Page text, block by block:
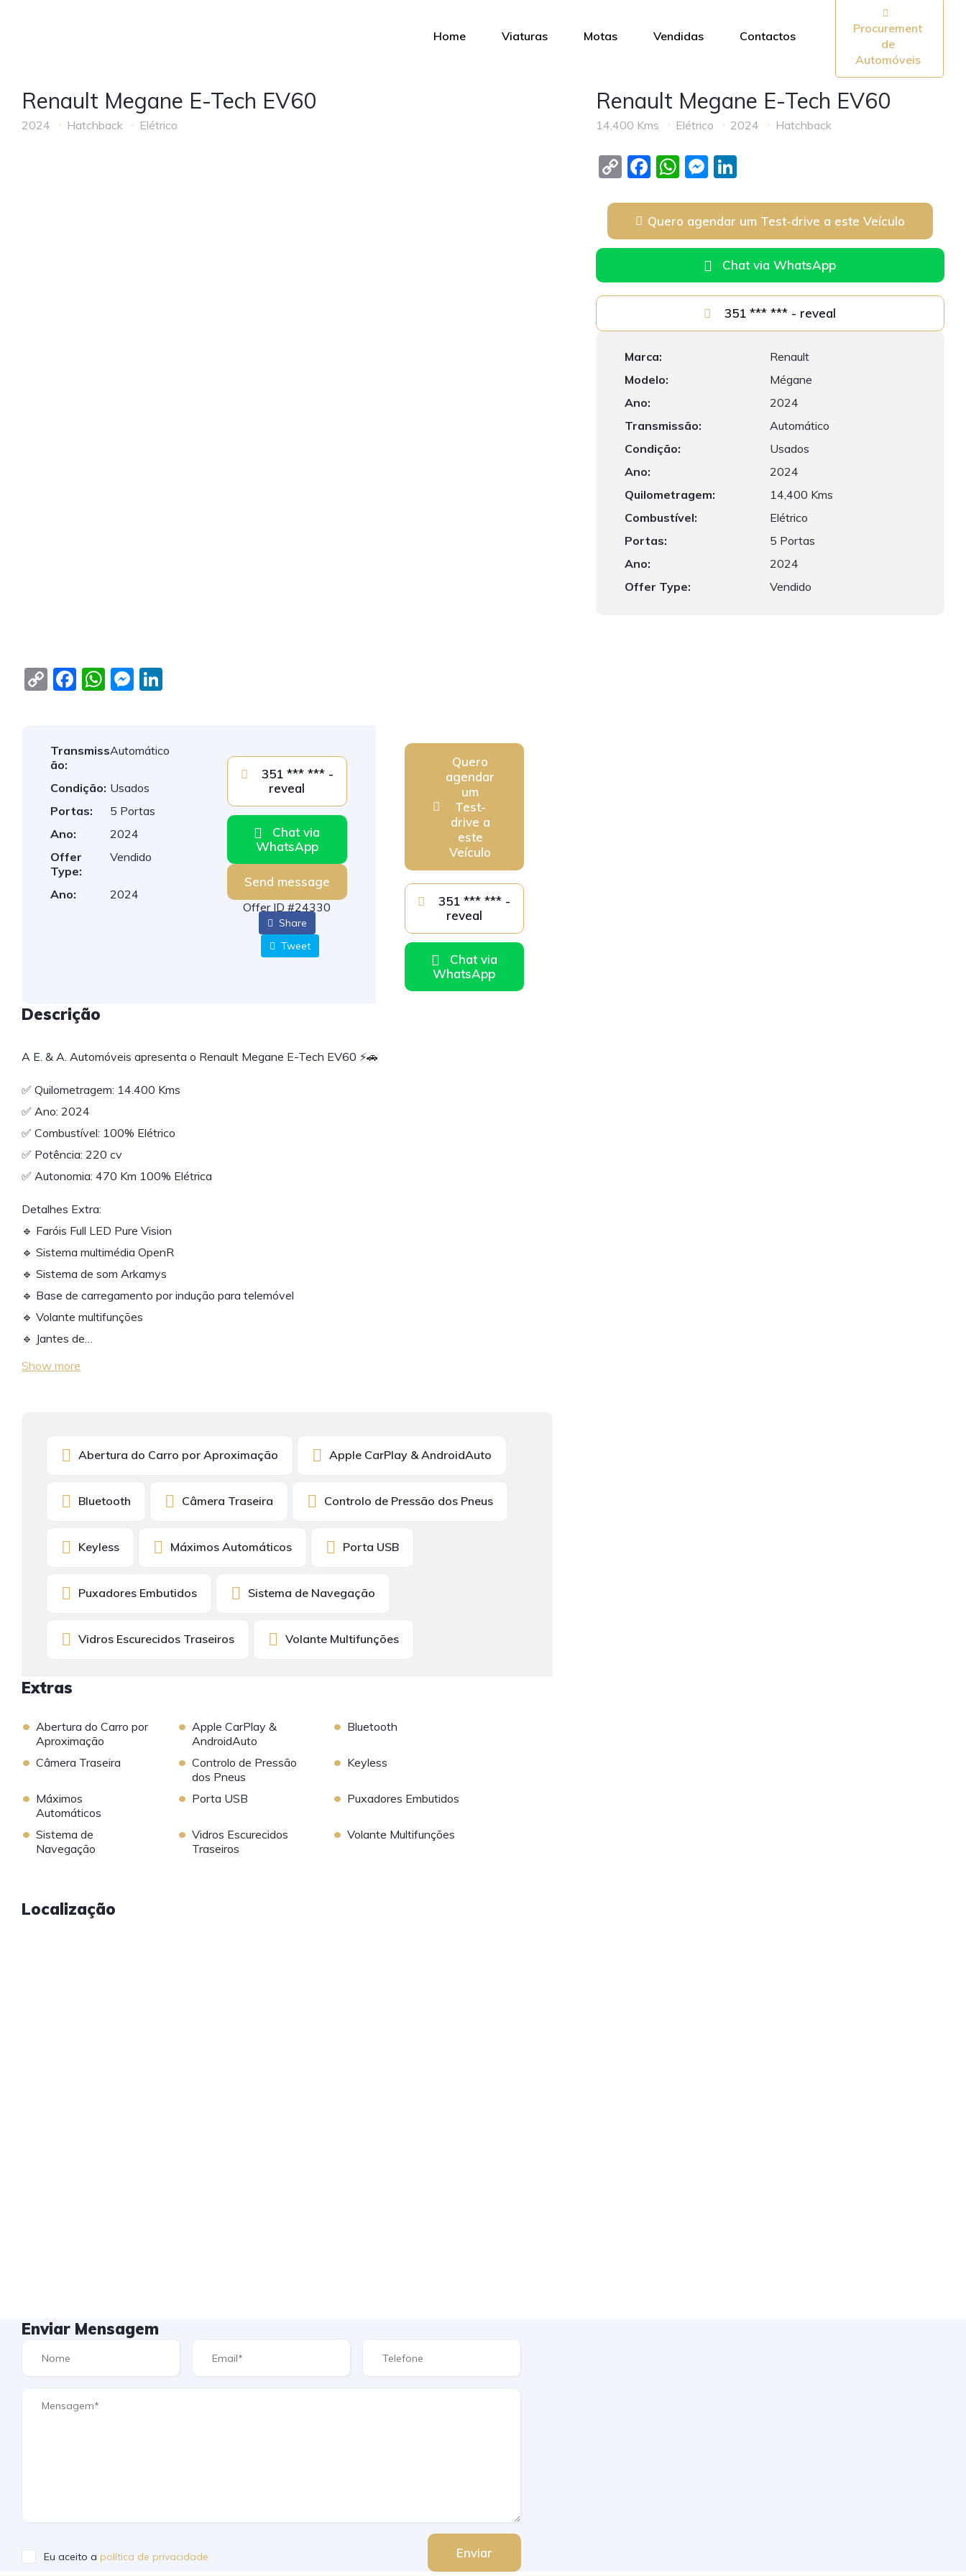
Home Viaturas Motas Vendidas Contactos
Procurement
de
Automóveis
Renault Megane E-Tech EV60
2024 Hatchback Elétrico
C
y
Li
n
k
F
e
o
o
W
s
p
p
M
e
g
er
e
Transmiss
ão:
Automático
Condição: Usados
Portas:
5 Portas
Ano:
2024
Offer
Type:
Vendido
Ano: 2024
reveal
Chat via
WhatsApp
Send message
Offer ID #24330
Share
Tweet
Quero
agendar
um
Test-
drive a
este
Veículo
351 *** *** -
reveal
Chat via
WhatsApp
Descrição
A E. & A. Automóveis apresenta o Renault Megane E-Tech EV60 ⚡🚗
✅ Quilometragem: 14.400 Kms
✅ Ano: 2024
✅ Combustível: 100% Elétrico
✅ Potência: 220 cv
✅ Autonomia: 470 Km 100% Elétrica
Detalhes Extra:
🔹 Faróis Full LED Pure Vision
🔹 Sistema multimédia OpenR
🔹 Sistema de som Arkamys
🔹 Base de carregamento por indução para telemóvel
🔹 Volante multifunções
🔹 Jantes de…
Show more
Abertura do Carro por Aproximação Apple CarPlay & AndroidAuto
Bluetooth Câmera Traseira Controlo de Pressão dos Pneus
Keyless Máximos Automáticos Porta USB
Puxadores Embutidos Sistema de Navegação
Vidros Escurecidos Traseiros Volante Multifunções
Extras
• Abertura do Carro por
Aproximação
• Apple CarPlay &
AndroidAuto
• Bluetooth
• Câmera Traseira • Controlo de Pressão
dos Pneus
• Keyless
• Máximos
Automáticos
• Porta USB • Puxadores Embutidos
• Sistema de
Navegação
• Vidros Escurecidos
Traseiros
• Volante Multifunções
Localização
Renault Megane E-Tech EV60
14,400 Kms Elétrico 2024 Hatchback
C
y
n
k
F
c
e
o
o
k
W
at
s
p
p
M
ss
e
n
g
er
Li
k
e
dI
n
Quero agendar um Test-drive a este Veículo
Chat via WhatsApp
351 *** *** - reveal
Marca:
Renault
Modelo:
Mégane
Ano:
2024
Transmissão:
Automático
Condição:
Usados
Ano:
2024
Quilometragem:
14,400 Kms
Combustível:
Elétrico
Portas:
5 Portas
Ano:
2024
Offer Type:
Vendido
Enviar Mensagem
Eu aceito a política de privacidade Enviar